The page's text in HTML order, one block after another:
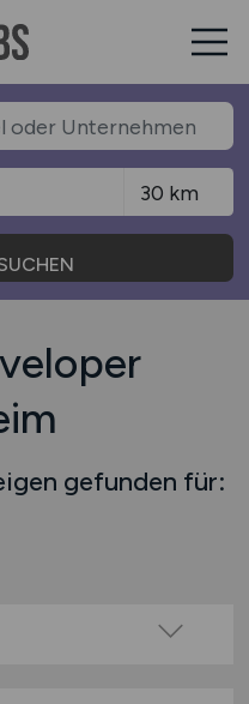
gefunden für: